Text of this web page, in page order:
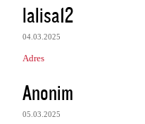
lalisa12
04.03.2025
Adres
Anonim
05.03.2025